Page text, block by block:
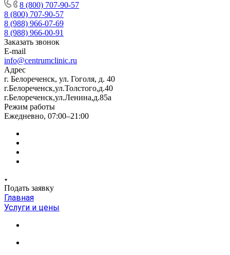
8 (800) 707-90-57
8 (800) 707-90-57
8 (988) 966-07-69
8 (988) 966-00-91
Заказать звонок
E-mail
info@centrumclinic.ru
Адрес
г. Белореченск, ул. Гоголя, д. 40
г.Белореченск,ул.Толстого,д.40
г.Белореченск,ул.Ленина,д.85а
Режим работы
Ежедневно, 07:00–21:00
Подать заявку
Главная
Услуги и цены